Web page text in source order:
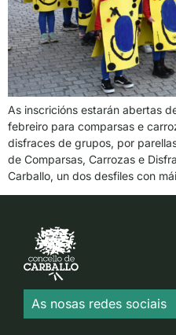
As inscricións estarán abertas
febreiro para comparsas e
disfraces de grupos, por
de Comparsas, Carrozas e
Carballo, un dos desfiles con
As nosas redes sociais